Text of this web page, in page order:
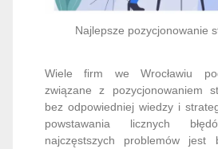
Najlepsze pozycjonowanie
Wiele firm we Wrocławiu
związane z pozycjonowaniem
bez odpowiedniej wiedzy i
powstawania licznych
najczęstszych problemów jest